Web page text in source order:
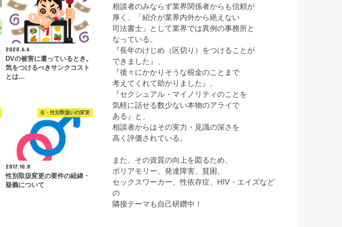
2020.6.6
DVの被害に遭っているとき。
気をつけるべきサンクコスト
とは…
名・性別取扱いの変更
2017.10.8
性別取扱変更の要件の経緯・
疑義について
相談者のみならず業界関係者からも信頼が
厚く、「紹介が業界内外から絶えない
司法書士」として業界では異例の事務所と
なっている。
『長年のけじめ（区切り）をつけることが
できました』、
『後々にかかりそうな税金のことまで
考えてくれて助かりました』、
『セクシュアル・マイノリティのことを
気軽に話せる数少ない本物のアライで
ある』と、
相談者からはその実力・見識の深さを
高く評価されている。
また、その資質の向上を図るため、
ポリアモリー、発達障害、貧困、
セックスワーカー、性依存症、HIV・エイズなど
の
隣接テーマも自己研鑽中！